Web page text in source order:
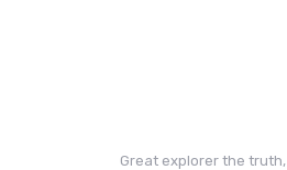
Great explorer the